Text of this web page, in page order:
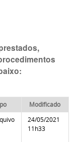
Modificado
24/05/2021
11h33